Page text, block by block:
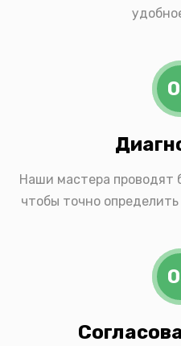
Наши мастера проводят
чтобы точно